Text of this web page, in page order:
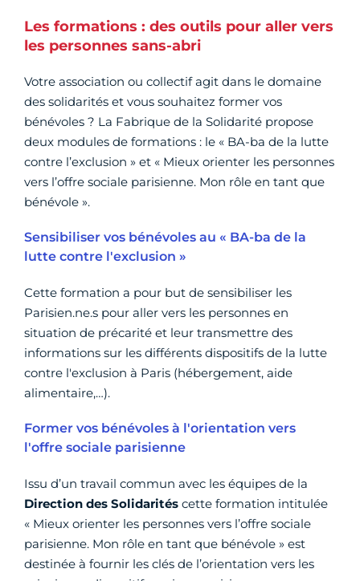
Les formations : des outils pour aller vers
les personnes sans-abri
Votre association ou collectif agit dans le domaine
des solidarités et vous souhaitez former vos
bénévoles ? La Fabrique de la Solidarité propose
deux modules de formations : le « BA-ba de la lutte
contre l’exclusion » et « Mieux orienter les personnes
vers l’offre sociale parisienne. Mon rôle en tant que
bénévole ».
Sensibiliser vos bénévoles au « BA-ba de la
lutte contre l'exclusion »
Cette formation a pour but de sensibiliser les
Parisien.ne.s pour aller vers les personnes en
situation de précarité et leur transmettre des
informations sur les différents dispositifs de la lutte
contre l'exclusion à Paris (hébergement, aide
alimentaire,…).
Former vos bénévoles à l'orientation vers
l'offre sociale parisienne
Issu d’un travail commun avec les équipes de la
Direction des Solidarités cette formation intitulée
« Mieux orienter les personnes vers l’offre sociale
parisienne. Mon rôle en tant que bénévole » est
destinée à fournir les clés de l’orientation vers les